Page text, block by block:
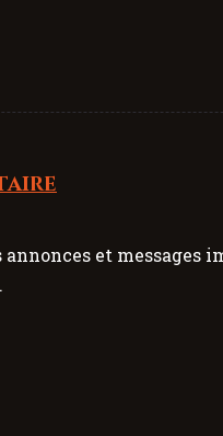
annonces et messages